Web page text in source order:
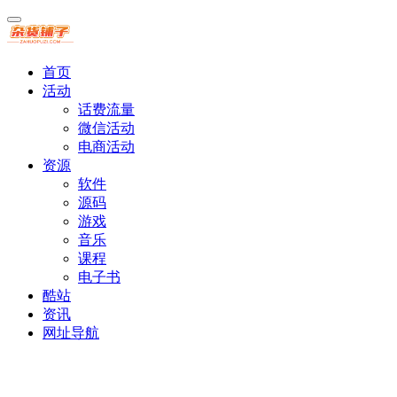
首页
活动
话费流量
微信活动
电商活动
资源
软件
源码
游戏
音乐
课程
电子书
酷站
资讯
网址导航